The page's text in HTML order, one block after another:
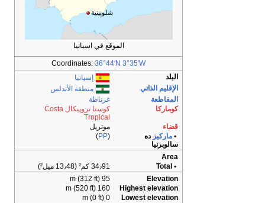
شلوبينية
الموقع في اسبانيا
Coordinates: 36°44′N 3°35′W
البلد
إسپانيا
الإقليم الذاتي
منطقة الأندلس
المقاطعة
غرناطة
كوماركا
كوستا تروپيكال Costa
Tropical
قضاء
موتريل
•ماركيز ده
سالوبرنيا
(
PP
)
Area
• Total
34٫91 كم² (13٫48 ميل²)
Elevation
95 m (312 ft)
Highest elevation
160 m (520 ft)
Lowest elevation
0 m (0 ft)